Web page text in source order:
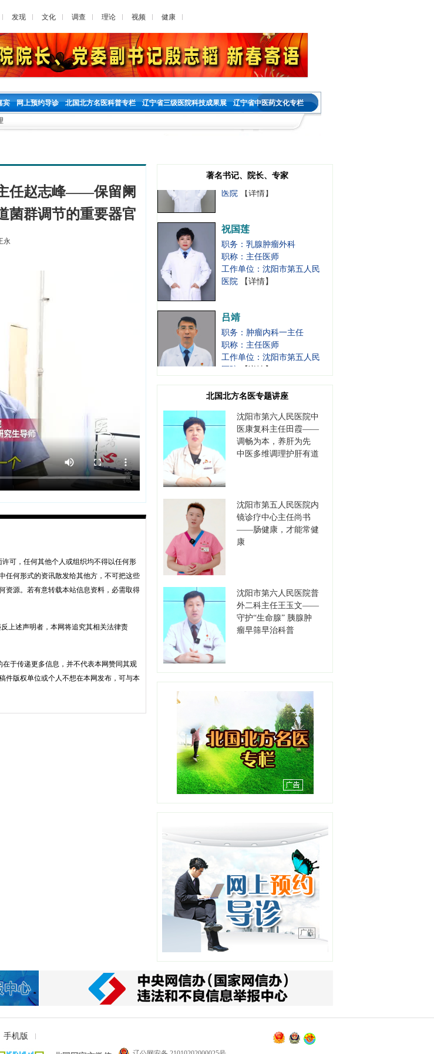
发现 文化 调查 理论 视频 健康
宾 网上预约导诊 北国北方名医科普专栏 辽宁省三级医院科技成果展 辽宁省中医药文化专栏
任赵志峰——保留阑
菌群调节的重要器官
永
可，任何其他个人或组织均不得以任何形
任何形式的资讯散发给其他方，不可把这些
资源。若有意转载本站信息资料，必需取得
上述声明者，本网将追究其相关法律责
于传递更多信息，并不代表本网赞同其观
件版权单位或个人不想在本网发布，可与本
著名书记、院长、专家
王金春
职务：神经内科教研室主任
职称：主任医师
医院【详情】
宋晓燕
工作单位：沈阳市第五人民
医院 【详情】
职务：乳腺肿瘤外科
职称：主任医师
工作单位：沈阳市第五人民
医院【详情】
职务：肿瘤内科一主任
职称：主任医师
工作单位：沈阳市第五人民
医院【详情】
白东
职务：甲状腺肝胆肿瘤外科
主任
职称：主任医师
工作单位：沈阳市第五人民
医院 【详情】
张烈
职务：胃肠肿瘤外科主任
职称：主任医师
工作单位：沈阳市第五人民
【详情】
职务：书记
职称：主任医师
工作单位：沈阳市第七人民
【详情】
高德江
职务：书记
刘天聪
职务：耳鼻咽喉-睡眠医学中
心
职称：副主任医师
区【详情】
职务：苏家屯分中心站长
工作单位：沈阳急救中心
【详情】
吕明明
职务：综合内二科主任
职称：主任医师
工作单位：沈阳急救中心
【详情】
职称：副主任医师
工作单位：沈阳急救中心
北国北方名医专题讲座
沈阳市第六人民医院中
医康复科主任田霞——
调畅为本，养肝为先
中医多维调理护肝有道
沈阳市第五人民医院内
镜诊疗中心主任尚书
——肠健康，才能常健
康
沈阳市第六人民医院普
外二科主任王玉文——
守护“生命腺” 胰腺肿
瘤早筛早治科普
广告
手机版